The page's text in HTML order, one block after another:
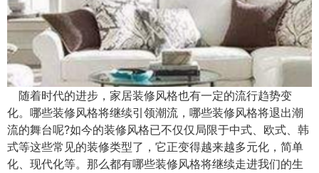
随着时代的进步，家居装修风格也有一定的流行趋势变
化。哪些装修风格将继续引领潮流，哪些装修风格将退出潮
流的舞台呢?如今的装修风格已不仅仅局限于中式、欧式、韩
式等这些常见的装修类型了，它正变得越来越多元化，简单
化、现代化等。那么都有哪些装修风格将继续走进我们的生